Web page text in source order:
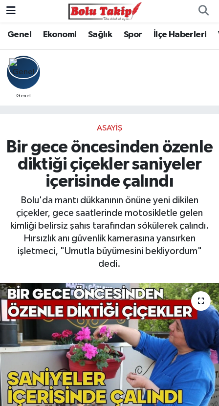
Genel Ekonomi Sağlık Spor İlçe Haberleri
Genel
ASAYIŞ
Bir gece öncesinden özenle
diktiği çiçekler saniyeler
içerisinde çalındı
Bolu'da mantı dükkanının önüne yeni dikilen
çiçekler, gece saatlerinde motosikletle gelen
kimliği belirsiz şahıs tarafından sökülerek çalındı.
Hırsızlık anı güvenlik kamerasına yansırken
işletmeci, "Umutla büyümesini bekliyordum"
dedi.